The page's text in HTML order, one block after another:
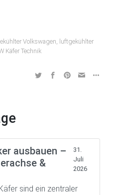
Volkswagen luftgekühlter
Käfer Technik
ausbauen –
&
31.
Juli
2026
sind ein zentraler